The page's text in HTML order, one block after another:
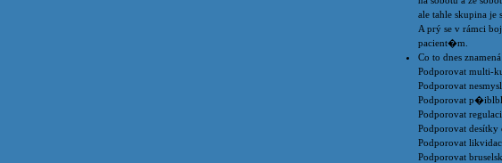
ale tahle skupina je
A prý se v rámci
pacient�m.
Co to dnes
Podporovat multi-
Podporovat
Podporovat
Podporovat
Podporovat
Podporovat
Podporovat